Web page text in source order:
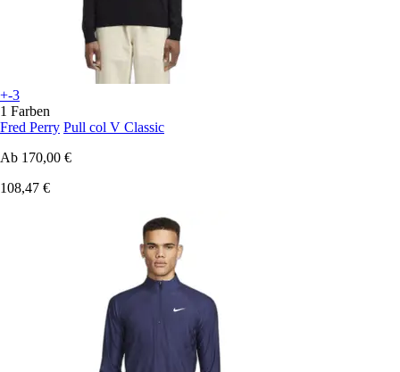
+-3
1 Farben
Fred Perry Pull col V Classic
Ab 170,00 €
108,47 €